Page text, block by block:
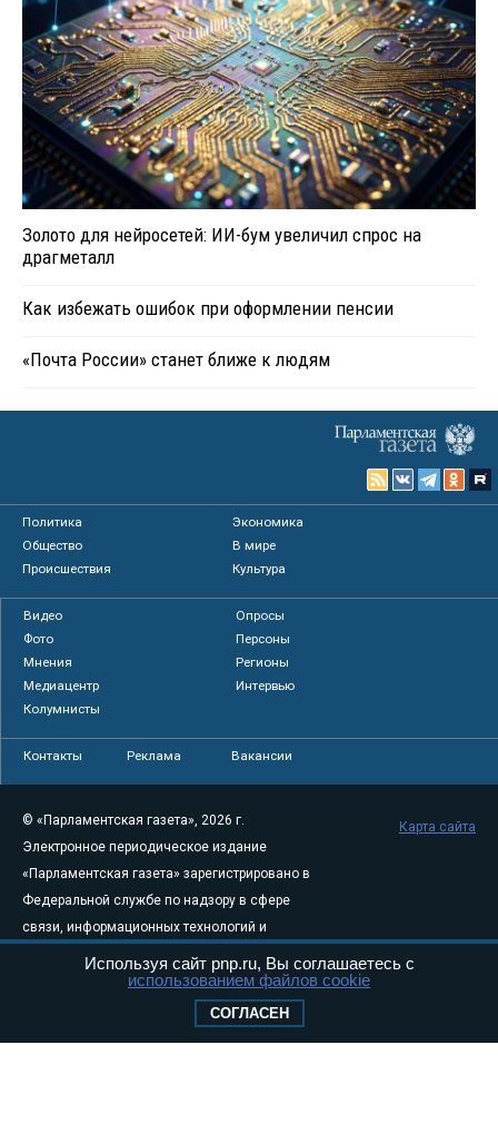
Золото для нейросетей: ИИ-бум увеличил спрос на
драгметалл
Как избежать ошибок при оформлении пенсии
«Почта России» станет ближе к людям
Политика
Экономика
Общество
В мире
Происшествия
Культура
Видео
Опросы
Фото
Персоны
Мнения
Регионы
Медиацентр
Интервью
Колумнисты
Контакты Реклама Вакансии
© «Парламентская газета», 2026 г.
Электронное периодическое издание
«Парламентская газета» зарегистрировано в
Федеральной службе по надзору в сфере
связи, информационных технологий и
августа 2011 года. 18+
Свидетельство о регистрации Эл № ФС77-
Карта сайта
Используя сайт pnp.ru, Вы соглашаетесь с
использованием файлов cookie
СОГЛАСЕН